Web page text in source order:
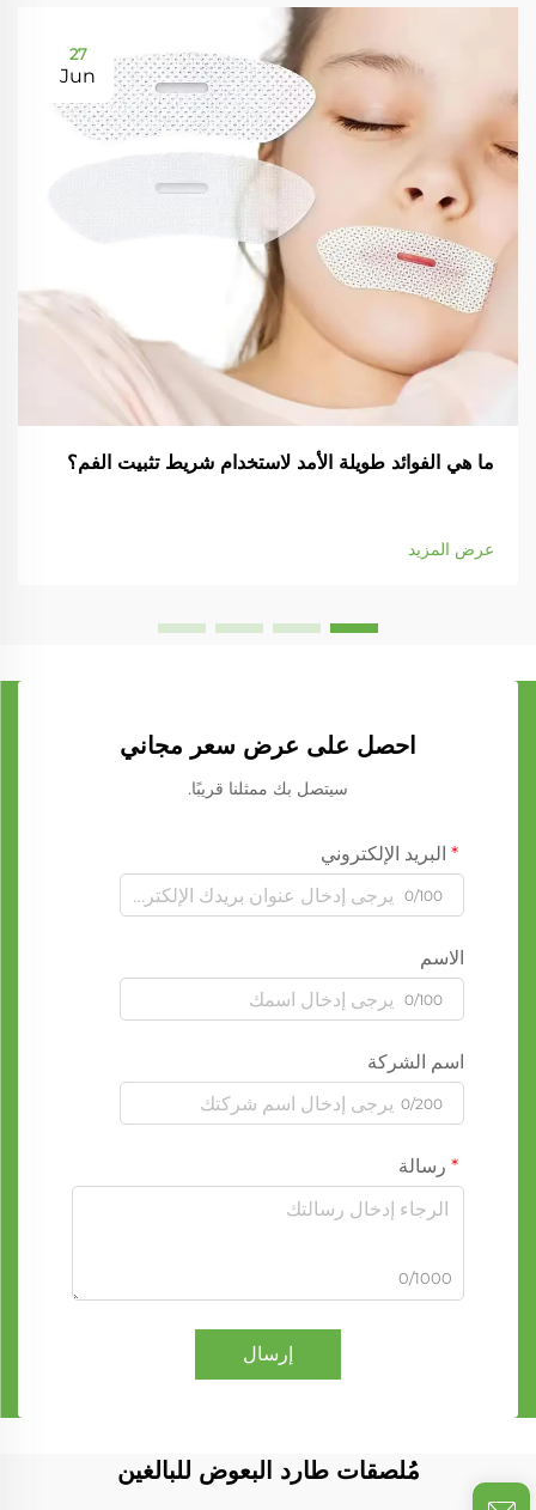
27
Jun
ما هي الفوائد طويلة الأمد لاستخدام شريط تثبيت الفم؟
عرض المزيد
احصل على عرض سعر مجاني
سيتصل بك ممثلنا قريبًا.
البريد الإلكتروني
0/100
الاسم
0/100
اسم الشركة
0/200
رسالة
0/1000
إرسال
مُلصقات طارد البعوض للبالغين